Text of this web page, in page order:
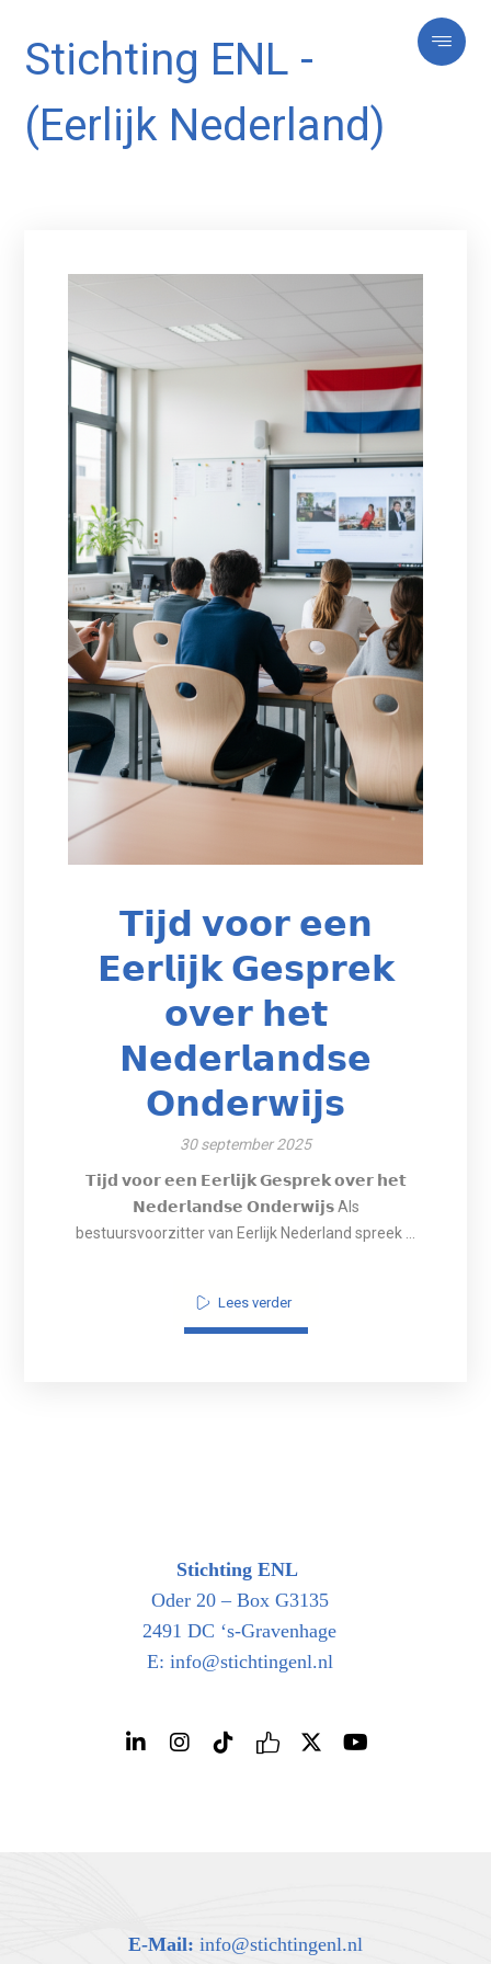
Stichting ENL -
(Eerlijk Nederland)
𝗧𝗶𝗷𝗱 𝘃𝗼𝗼𝗿 𝗲𝗲𝗻
𝗘𝗲𝗿𝗹𝗶𝗷𝗸 𝗚𝗲𝘀𝗽𝗿𝗲𝗸
𝗼𝘃𝗲𝗿 𝗵𝗲𝘁
𝗡𝗲𝗱𝗲𝗿𝗹𝗮𝗻𝗱𝘀𝗲
𝗢𝗻𝗱𝗲𝗿𝘄𝗶𝗷𝘀
30 september 2025
𝗧𝗶𝗷𝗱 𝘃𝗼𝗼𝗿 𝗲𝗲𝗻 𝗘𝗲𝗿𝗹𝗶𝗷𝗸 𝗚𝗲𝘀𝗽𝗿𝗲𝗸 𝗼𝘃𝗲𝗿 𝗵𝗲𝘁
𝗡𝗲𝗱𝗲𝗿𝗹𝗮𝗻𝗱𝘀𝗲 𝗢𝗻𝗱𝗲𝗿𝘄𝗶𝗷𝘀 Als
bestuursvoorzitter van Eerlijk Nederland spreek ...
Lees verder
Stichting ENL
Oder 20 – Box G3135
2491 DC ‘s-Gravenhage
E: info@stichtingenl.nl
E-Mail: info@stichtingenl.nl